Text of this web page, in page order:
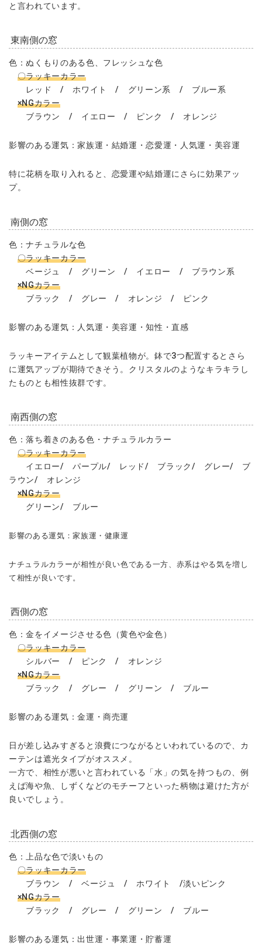
と言われています。
東南側の窓
色：ぬくもりのある色、フレッシュな色
〇ラッキーカラー
レッド / ホワイト / グリーン系 / ブルー系
×NGカラー
ブラウン / イエロー / ピンク / オレンジ
影響のある運気：家族運・結婚運・恋愛運・人気運・美容運
特に花柄を取り入れると、恋愛運や結婚運にさらに効果アッ
プ。
南側の窓
色：ナチュラルな色
〇ラッキーカラー
ベージュ / グリーン / イエロー / ブラウン系
×NGカラー
ブラック / グレー / オレンジ / ピンク
影響のある運気：人気運・美容運・知性・直感
ラッキーアイテムとして観葉植物が。鉢で3つ配置するとさら
に運気アップが期待できそう。クリスタルのようなキラキラし
たものとも相性抜群です。
南西側の窓
色：落ち着きのある色・ナチュラルカラー
〇ラッキーカラー
イエロー/ パープル/ レッド/ ブラック/ グレー/ ブ
ラウン/ オレンジ
×NGカラー
グリーン/ ブルー
影響のある運気：家族運・健康運
ナチュラルカラーが相性が良い色である一方、赤系はやる気を増し
て相性が良いです。
西側の窓
色：金をイメージさせる色（黄色や金色）
〇ラッキーカラー
シルバー / ピンク / オレンジ
×NGカラー
ブラック / グレー / グリーン / ブルー
影響のある運気：金運・商売運
日が差し込みすぎると浪費につながるといわれているので、カ
ーテンは遮光タイプがオススメ。
一方で、相性が悪いと言われている「水」の気を持つもの、例
えば海や魚、しずくなどのモチーフといった柄物は避けた方が
良いでしょう。
北西側の窓
色：上品な色で淡いもの
〇ラッキーカラー
ブラウン / ベージュ / ホワイト /淡いピンク
×NGカラー
ブラック / グレー / グリーン / ブルー
影響のある運気：出世運・事業運・貯蓄運